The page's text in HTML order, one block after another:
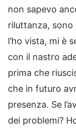
non sapevo
riluttanza, sono
l’ho vista, mi è
con il nastro
prima che
che in futuro
presenza. Se
dei problemi?